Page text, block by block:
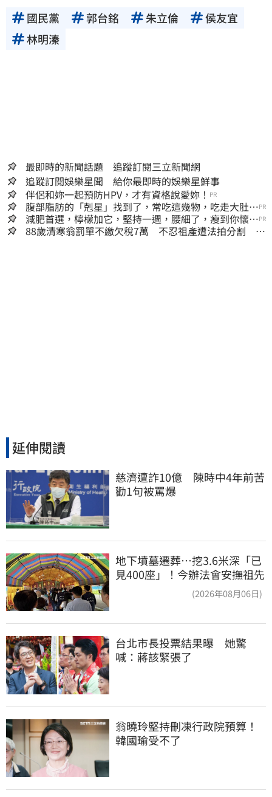
國民黨 郭台銘 朱立倫
侯友宜
林明溱
最即時的新聞話題 追蹤訂閱三立新聞網
追蹤訂閱娛樂星聞 給你最即時的娛樂星鮮事
伴侶和妳一起預防HPV，才有資格說愛妳！ PR
腹部脂肪的「剋星」找到了，常吃這幾物，吃走大肚
囊，瘦出小蠻腰
PR
減肥首選，檸檬加它，堅持一週，腰細了，瘦到你懷疑
人生
PR
88歲清寒翁罰單不繳欠稅7萬 不忍祖產遭法拍分割 家
延伸閱讀
慈濟遭詐10億　陳時中4年前苦
勸1句被罵爆
地下墳墓遷葬…挖3.6米深「已
見400座」！今辦法會安撫祖先
(2026年08月06日)
台北市長投票結果曝　她驚
喊：蔣該緊張了
翁曉玲堅持刪凍行政院預算！
韓國瑜受不了